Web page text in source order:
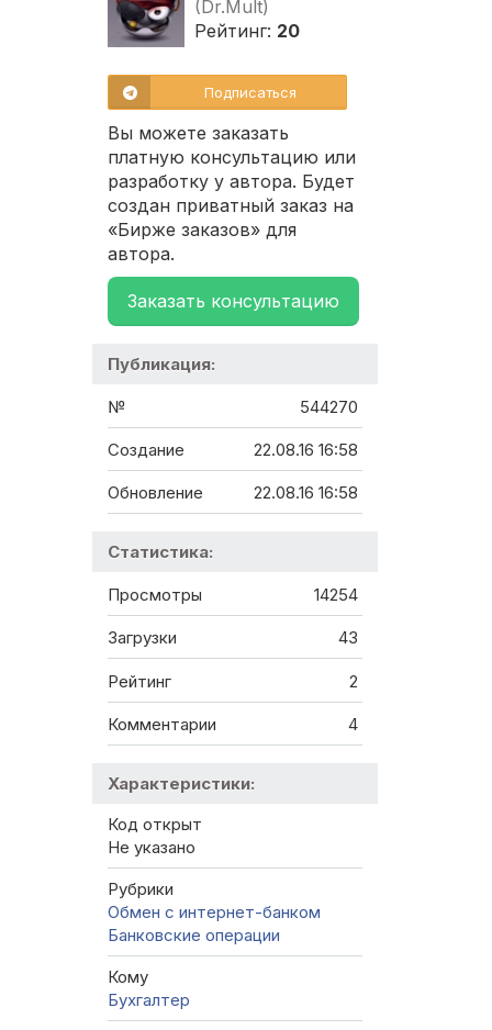
(Dr.Mult)
Рейтинг: 20
Подписаться
Вы можете заказать
платную консультацию или
разработку у автора. Будет
создан приватный заказ на
«Бирже заказов» для
автора.
Заказать консультацию
Публикация:
№ 544270
Создание 22.08.16 16:58
Обновление 22.08.16 16:58
Статистика:
Просмотры 14254
Загрузки 43
Рейтинг 2
Комментарии 4
Характеристики:
Код открыт
Не указано
Рубрики
Обмен с интернет-банком
Банковские операции
Кому
Бухгалтер